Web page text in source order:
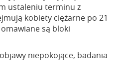
ustaleniu terminu z
kobiety ciężarne po 21
są bloki
niepokojące, badania